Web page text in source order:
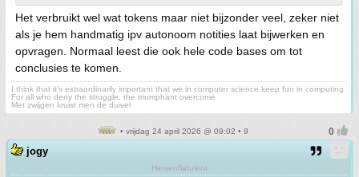
Het verbruikt wel wat tokens maar niet bijzonder veel, zeker niet
als je hem handmatig ipv autonoom notities laat bijwerken en
opvragen. Normaal leest die ook hele code bases om tot
conclusies te komen.
I think that it’s extraordinarily important that we in computer science keep fun in computing
For all who deny the struggle, the triumphant overcome
Met zwijgen kruist men de duivel
• vrijdag 24 april 2026 @ 09:02 • 9
jogy
Hersenflatulent